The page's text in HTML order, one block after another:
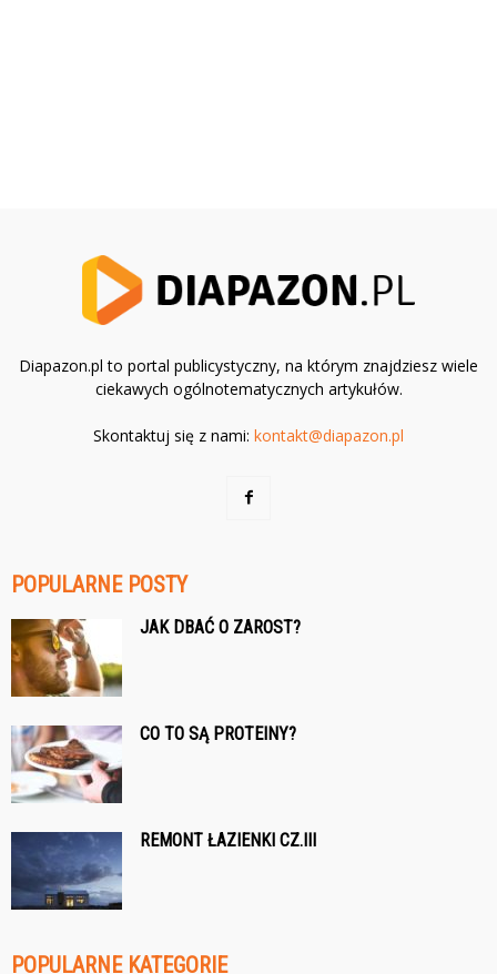
Diapazon.pl to portal publicystyczny, na którym znajdziesz wiele
ciekawych ogólnotematycznych artykułów.
Skontaktuj się z nami: kontakt@diapazon.pl
POPULARNE POSTY
JAK DBAĆ O ZAROST?
CO TO SĄ PROTEINY?
REMONT ŁAZIENKI CZ.III
POPULARNE KATEGORIE